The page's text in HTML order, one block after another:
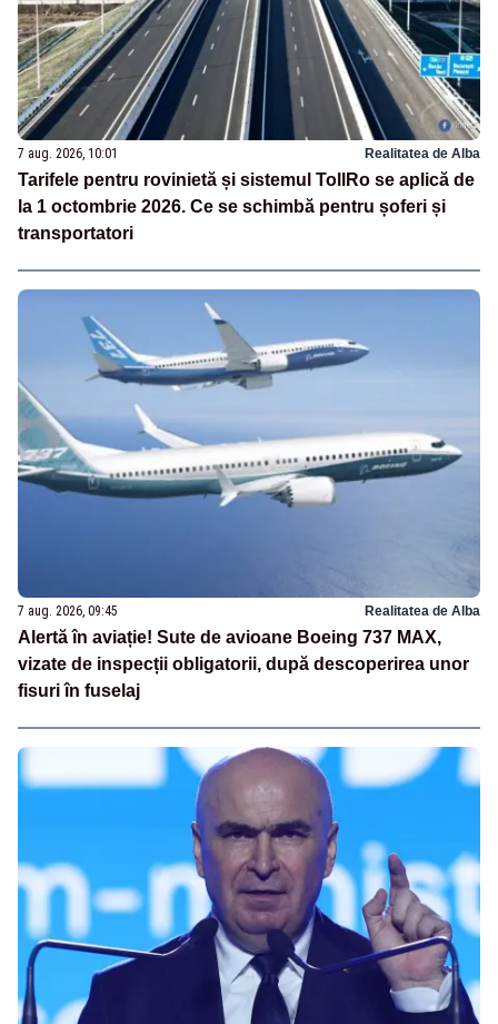
7 aug. 2026, 10:01 Realitatea de Alba
Tarifele pentru rovinietă și sistemul TollRo se aplică de
la 1 octombrie 2026. Ce se schimbă pentru șoferi și
transportatori
7 aug. 2026, 09:45 Realitatea de Alba
Alertă în aviație! Sute de avioane Boeing 737 MAX,
vizate de inspecții obligatorii, după descoperirea unor
fisuri în fuselaj